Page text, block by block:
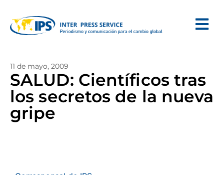
11 de mayo, 2009
SALUD: Científicos tras
los secretos de la nueva
gripe